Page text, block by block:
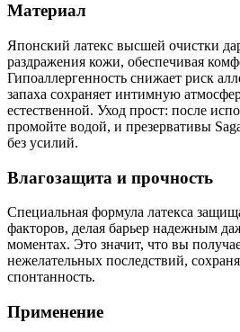
Материал
Японский латекс высшей очистки
раздражения кожи, обеспечивая
Гипоаллергенность снижает риск
запаха сохраняет интимную
естественной. Уход прост: после
промойте водой, и презервативы
без усилий.
Влагозащита и прочность
Специальная формула латекса
факторов, делая барьер надежным
моментах. Это значит, что вы
нежелательных последствий,
спонтанность.
Применение